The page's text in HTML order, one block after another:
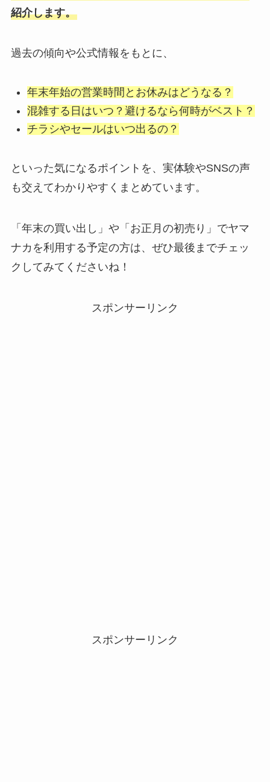
紹介します。
過去の傾向や公式情報をもとに、
年末年始の営業時間とお休みはどうなる？
混雑する日はいつ？避けるなら何時がベスト？
チラシやセールはいつ出るの？
といった気になるポイントを、実体験やSNSの声
も交えてわかりやすくまとめています。
「年末の買い出し」や「お正月の初売り」でヤマ
ナカを利用する予定の方は、ぜひ最後までチェッ
クしてみてくださいね！
スポンサーリンク
スポンサーリンク